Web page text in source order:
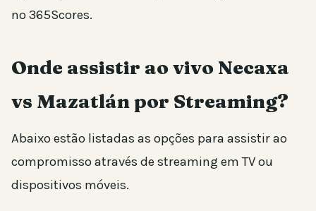
no 365Scores.
Onde assistir ao vivo Necaxa
vs Mazatlán por Streaming?
Abaixo estão listadas as opções para assistir ao
compromisso através de streaming em TV ou
dispositivos móveis.